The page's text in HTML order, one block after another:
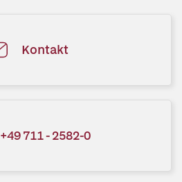
Kontakt
+49 711 - 2582-0